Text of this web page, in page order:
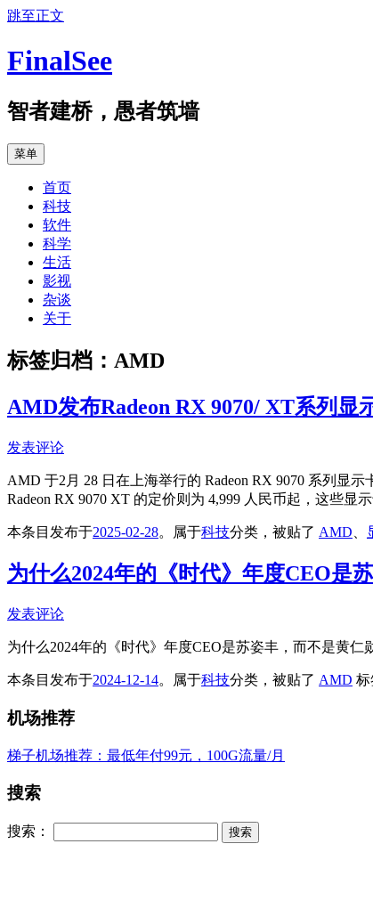
跳至正文
FinalSee
智者建桥，愚者筑墙
菜单
首页
科技
软件
科学
生活
影视
杂谈
关于
标签归档： AMD
AMD发布Radeon RX 9070/ XT系列显
发表评论
AMD 于2月 28 日在上海举行的 Radeon RX 9070 系列显
Radeon RX 9070 XT 的定价则为 4,999 人民币起，这些显
本条目发布于2025-02-28。属于科技分类，被贴了 AMD
为什么2024年的《时代》年度CEO是
发表评论
为什么2024年的《时代》年度CEO是苏姿丰，而不是黄
本条目发布于2024-12-14。属于科技分类，被贴了 AMD 标
机场推荐
梯子机场推荐：最低年付99元，100G流量/月
搜索
搜索：